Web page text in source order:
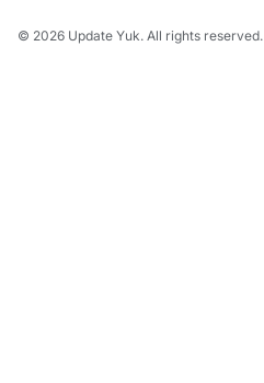
© 2026 Update Yuk. All rights reserved.